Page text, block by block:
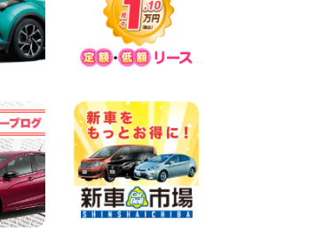
楽しい佐渡旅行を守るために!
安全運転のお願い 新潟県 両
津店
100円レンタカー 両津
2026年08月07日
の里店!! 愛知県 中川かの里店
100円レンタカー 中川かの里
2026年08月07日
☆ 夏休みクーポン登場!最大
9,500円おトク! ☆ 鳥取県 鳥
取青谷店
100円レンタカー 鳥取青谷
2026年08月07日